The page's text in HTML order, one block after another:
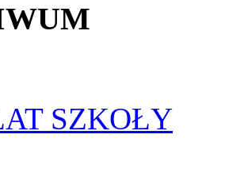
SZKOŁY